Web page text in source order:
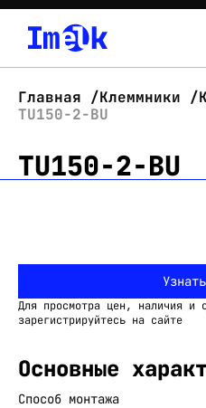
Главная Клеммники
TU150-2-BU
TU150-2-BU
Для просмотра цен, наличия и
зарегистрируйтесь на сайте
Основные
Способ монтажа